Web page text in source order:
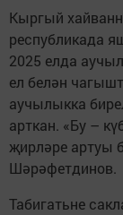
Кыргый
республикада
2025 елда
ел белән
аучылыкка
арткан. «Бу –
җирләре артуы
Шәрәфетдинов.
Табигатьне